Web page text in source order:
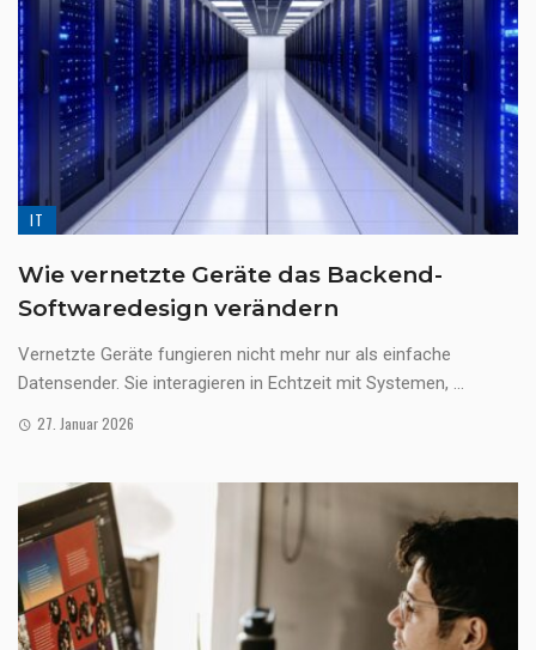
IT
Wie vernetzte Geräte das Backend-
Softwaredesign verändern
Vernetzte Geräte fungieren nicht mehr nur als einfache
Datensender. Sie interagieren in Echtzeit mit Systemen, ...
27. Januar 2026